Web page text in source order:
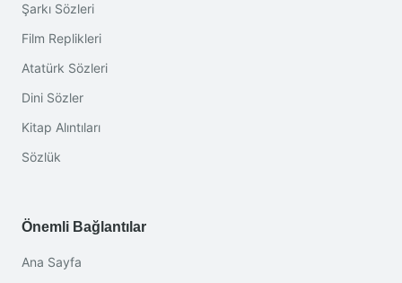
Şarkı Sözleri
Film Replikleri
Atatürk Sözleri
Dini Sözler
Kitap Alıntıları
Sözlük
Önemli Bağlantılar
Ana Sayfa